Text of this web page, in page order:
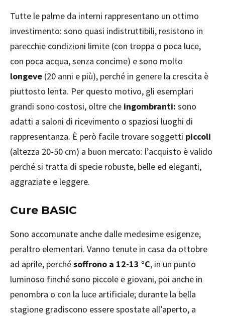
Tutte le palme da interni rappresentano un ottimo
investimento: sono quasi indistruttibili, resistono in
parecchie condizioni limite (con troppa o poca luce,
con poca acqua, senza concime) e sono molto
longeve (20 anni e più), perché in genere la crescita è
piuttosto lenta. Per questo motivo, gli esemplari
grandi sono costosi, oltre che ingombranti: sono
adatti a saloni di ricevimento o spaziosi luoghi di
rappresentanza. È però facile trovare soggetti piccoli
(altezza 20-50 cm) a buon mercato: l’acquisto è valido
perché si tratta di specie robuste, belle ed eleganti,
aggraziate e leggere.
Cure BASIC
Sono accomunate anche dalle medesime esigenze,
peraltro elementari. Vanno tenute in casa da ottobre
ad aprile, perchésoffrono a 12-13 °C, in un punto
luminoso finché sono piccole e giovani, poi anche in
penombra o con la luce artificiale; durante la bella
stagione gradiscono essere spostate all’aperto, a